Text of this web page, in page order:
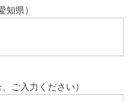
知県）
ご入力ください）